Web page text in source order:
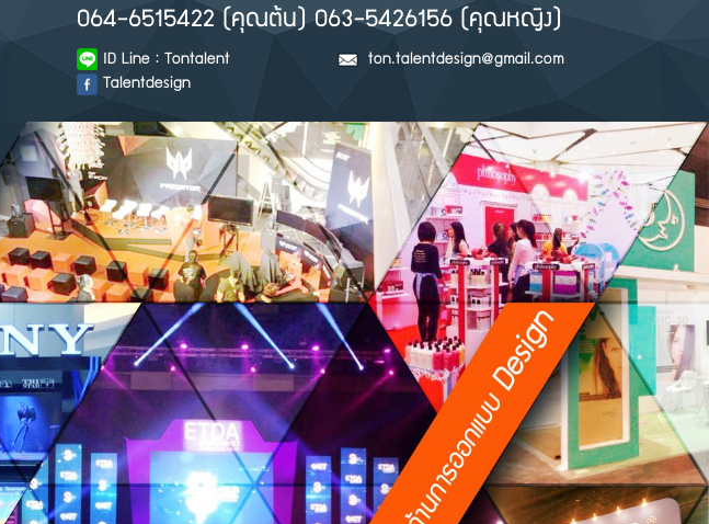
064-6515422 (คุณต้น) 063-5426156 (คุณหญิง)
ID Line : Tontalent
Talentdesign
ton.talentdesign@gmail.com